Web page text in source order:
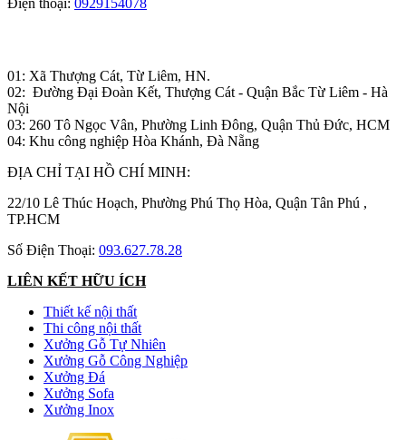
01: Xã Thượng Cát, Từ Liêm, HN.
02: Đường Đại Đoàn Kết, Thượng Cát - Quận Bắc Từ Liêm - Hà
Nội
03: 260 Tô Ngọc Vân, Phường Linh Đông, Quận Thủ Đức, HCM
04: Khu công nghiệp Hòa Khánh, Đà Nẵng
ĐỊA CHỈ TẠI HỒ CHÍ MINH:
22/10 Lê Thúc Hoạch, Phường Phú Thọ Hòa, Quận Tân Phú ,
TP.HCM
Số Điện Thoại: 093.627.78.28
LIÊN KẾT HỮU ÍCH
Thiết kế nội thất
Thi công nội thất
Xưởng Gỗ Tự Nhiên
Xưởng Gỗ Công Nghiệp
Xưởng Đá
Xưởng Sofa
Xưởng Inox